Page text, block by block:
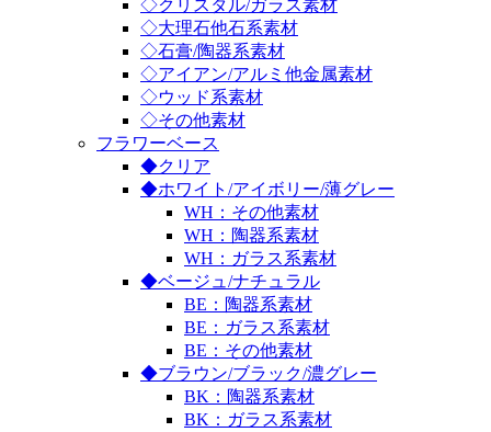
◇クリスタル/ガラス素材
◇大理石他石系素材
◇石膏/陶器系素材
◇アイアン/アルミ他金属素材
◇ウッド系素材
◇その他素材
フラワーベース
◆クリア
◆ホワイト/アイボリー/薄グレー
WH：その他素材
WH：陶器系素材
WH：ガラス系素材
◆ベージュ/ナチュラル
BE：陶器系素材
BE：ガラス系素材
BE：その他素材
◆ブラウン/ブラック/濃グレー
BK：陶器系素材
BK：ガラス系素材